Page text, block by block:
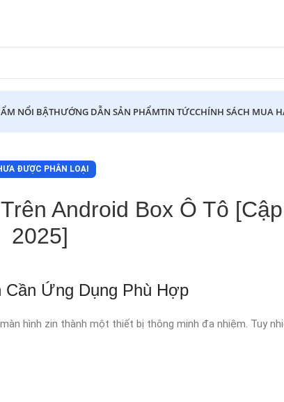
NỔI BẬTHƯỚNG DẪN SẢN PHẨMTIN TỨCCHÍNH SÁCH MUA
ĐƯỢC PHÂN LOẠI
Android Box Ô Tô
2025]
Ứng Dụng Phù Hợp
hình zin thành một thiết bị thông minh đa nhiệm. Tuy